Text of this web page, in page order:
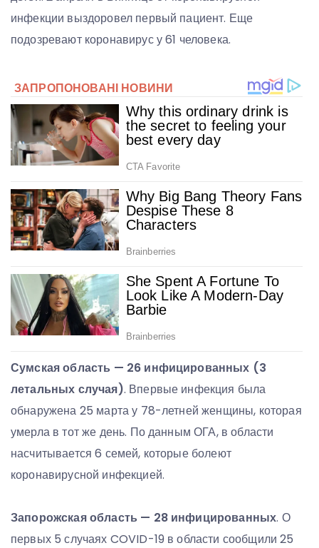
инфекции выздоровел первый пациент. Еще
подозревают коронавирус у 61 человека.
Сумская область — 26 инфицированных (3
летальных случая). Впервые инфекция была
обнаружена 25 марта у 78-летней женщины, которая
умерла в тот же день. По данным ОГА, в области
насчитывается 6 семей, которые болеют
коронавирусной инфекцией.
Запорожская область — 28 инфицированных. О
первых 5 случаях COVID-19 в области сообщили 25